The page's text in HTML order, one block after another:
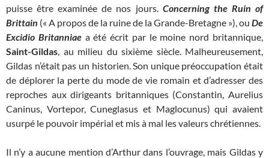
puisse être examinée de nos jours. Concerning the Ruin of
Brittain (« A propos de la ruine de la Grande-Bretagne »), ou De
Excidio Britanniaea été écrit par le moine nord britannique,
Saint-Gildas, au milieu du sixième siècle. Malheureusement,
Gildas n’était pas un historien. Son unique préoccupation était
de déplorer la perte du mode de vie romain et d’adresser des
reproches aux dirigeants britanniques (Constantin, Aurelius
Caninus, Vortepor, Cuneglasus et Maglocunus) qui avaient
usurpé le pouvoir impérial et mis à mal les valeurs chrétiennes.
Il n’y a aucune mention d’Arthur dans l’ouvrage, mais Gildas y